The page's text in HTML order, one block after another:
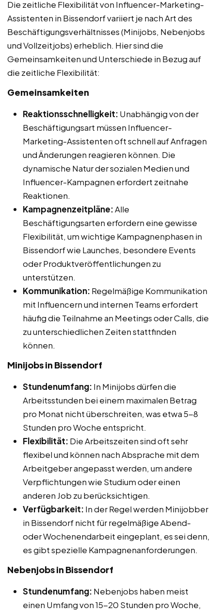
Die zeitliche Flexibilität von Influencer-Marketing-
Assistenten in Bissendorf variiert je nach Art des
Beschäftigungsverhältnisses (Minijobs, Nebenjobs
und Vollzeitjobs) erheblich. Hier sind die
Gemeinsamkeiten und Unterschiede in Bezug auf
die zeitliche Flexibilität:
Gemeinsamkeiten
Reaktionsschnelligkeit: Unabhängig von der
Beschäftigungsart müssen Influencer-
Marketing-Assistenten oft schnell auf Anfragen
und Änderungen reagieren können. Die
dynamische Natur der sozialen Medien und
Influencer-Kampagnen erfordert zeitnahe
Reaktionen.
Kampagnenzeitpläne:Alle
Beschäftigungsarten erfordern eine gewisse
Flexibilität, um wichtige Kampagnenphasen in
Bissendorf wie Launches, besondere Events
oder Produktveröffentlichungen zu
unterstützen.
Kommunikation: Regelmäßige Kommunikation
mit Influencern und internen Teams erfordert
häufig die Teilnahme an Meetings oder Calls, die
zu unterschiedlichen Zeiten stattfinden
können.
Minijobs in Bissendorf
Stundenumfang: In Minijobs dürfen die
Arbeitsstunden bei einem maximalen Betrag
pro Monat nicht überschreiten, was etwa 5-8
Stunden pro Woche entspricht.
Flexibilität: Die Arbeitszeiten sind oft sehr
flexibel und können nach Absprache mit dem
Arbeitgeber angepasst werden, um andere
Verpflichtungen wie Studium oder einen
anderen Job zu berücksichtigen.
Verfügbarkeit: In der Regel werden Minijobber
in Bissendorf nicht für regelmäßige Abend-
oder Wochenendarbeit eingeplant, es sei denn,
es gibt spezielle Kampagnenanforderungen.
Nebenjobs in Bissendorf
Stundenumfang: Nebenjobs haben meist
einen Umfang von 15-20 Stunden pro Woche,